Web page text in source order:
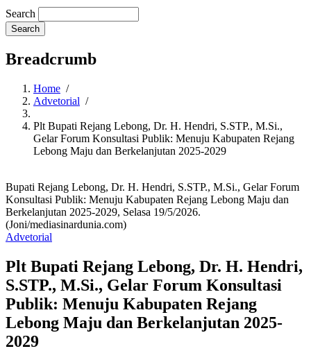
Search
Breadcrumb
Home /
Advetorial /
Plt Bupati Rejang Lebong, Dr. H. Hendri, S.STP., M.Si.,
Gelar Forum Konsultasi Publik: Menuju Kabupaten Rejang
Lebong Maju dan Berkelanjutan 2025-2029
Bupati Rejang Lebong, Dr. H. Hendri, S.STP., M.Si., Gelar Forum
Konsultasi Publik: Menuju Kabupaten Rejang Lebong Maju dan
Berkelanjutan 2025-2029, Selasa 19/5/2026.
(Joni/mediasinardunia.com)
Advetorial
Plt Bupati Rejang Lebong, Dr. H. Hendri,
S.STP., M.Si., Gelar Forum Konsultasi
Publik: Menuju Kabupaten Rejang
Lebong Maju dan Berkelanjutan 2025-
2029